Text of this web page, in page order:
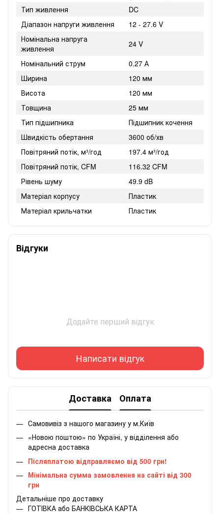
Тип живлення
DC
Діапазон напруги живлення
12 - 27.6 V
Номінальна напруга
живлення
24 V
Номінальний струм
0.27 А
Ширина
120 мм
Висота
120 мм
Товщина
25 мм
Тип підшипника
Підшипник кочення
Швидкість обертання
3600 об/хв
Повітряний потік, м³/год
197.4 м³/год
Повітряний потік, CFM
116.32 CFM
Рівень шуму
49.9 dB
Матеріал корпусу
Пластик
Матеріал крильчатки
Пластик
Відгуки
Додайте перший відгук
Написати відгук
Доставка Оплата
Самовивіз з нашого магазину у м.Київ
«Новою поштою» по Україні, у відділення або
адресна доставка
Післяплатою відправляємо від 500 грн!
Мінімальна сумма замовлення на сайті від 300
грн
Детальніше про доставку
ГОТІВКА або БАНКІВСЬКА КАРТА